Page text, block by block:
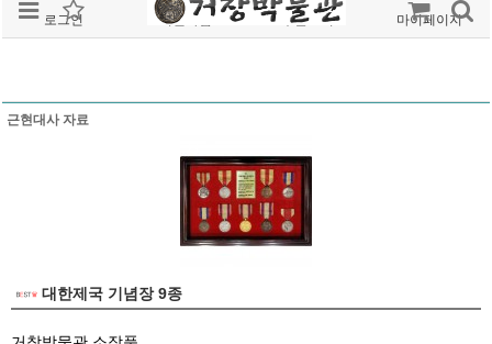
로그인 회원가입 주문조회 마이페이지
근현대사 자료
대한제국 기념장 9종